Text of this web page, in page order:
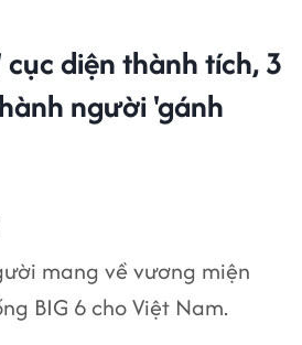
diện thành tích, 3
người 'gánh
mang về vương miện
BIG 6 cho Việt Nam.